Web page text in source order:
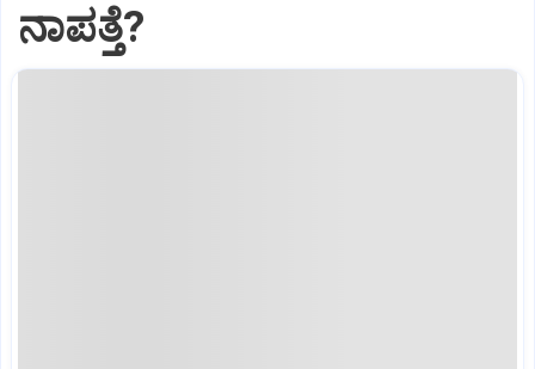
ನಾಪತ್ತೆ?